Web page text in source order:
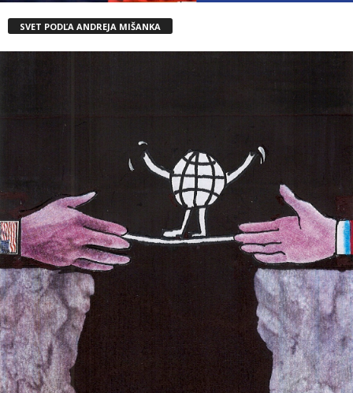
SVET PODĽA ANDREJA MIŠANKA